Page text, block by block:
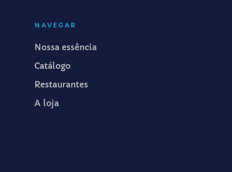
NAVEGAR
Nossa essência
Catálogo
Restaurantes
A loja